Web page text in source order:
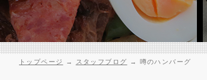
トップページ → スタッフブログ → 噂のハンバーグ